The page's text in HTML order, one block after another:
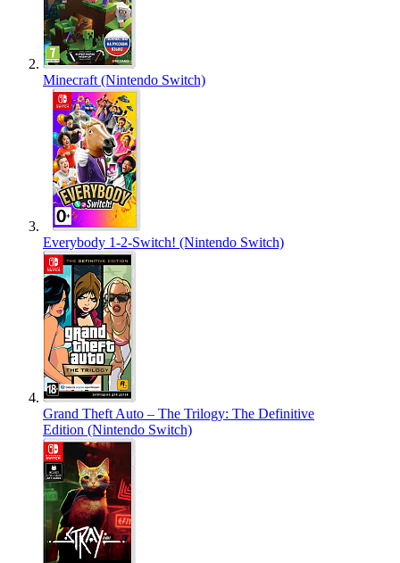
Minecraft (Nintendo Switch)
Everybody 1-2-Switch! (Nintendo Switch)
Grand Theft Auto – The Trilogy: The Definitive
Edition (Nintendo Switch)